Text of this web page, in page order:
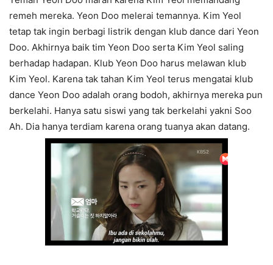
remeh mereka. Yeon Doo melerai temannya. Kim Yeol
tetap tak ingin berbagi listrik dengan klub dance dari Yeon
Doo. Akhirnya baik tim Yeon Doo serta Kim Yeol saling
berhadap hadapan. Klub Yeon Doo harus melawan klub
Kim Yeol. Karena tak tahan Kim Yeol terus mengatai klub
dance Yeon Doo adalah orang bodoh, akhirnya mereka pun
berkelahi. Hanya satu siswi yang tak berkelahi yakni Soo
Ah. Dia hanya terdiam karena orang tuanya akan datang.